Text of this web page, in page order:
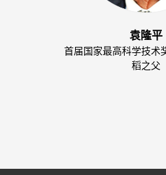
袁隆平
首届国家最高科学技术
稻之父